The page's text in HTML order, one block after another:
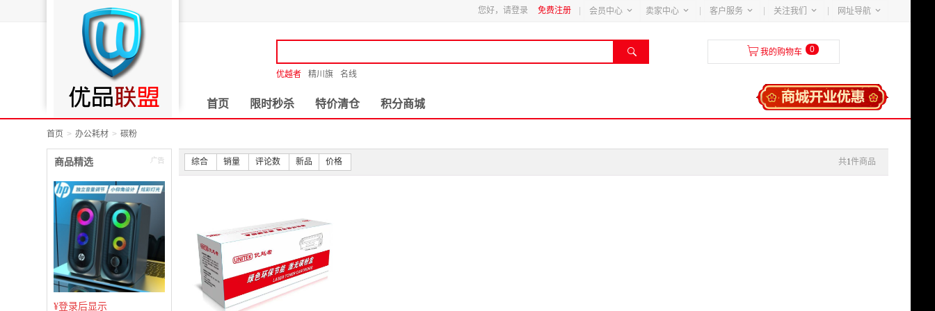
您好，请登录 免费注册 会员中心  卖家中心  客户服务  关注我们  网址导航 

优越者 精川旗 名线
 我的购物车 0
首页 限时秒杀 特价清仓 积分商城
首页 办公耗材 碳粉
商品精选
¥登录后显示
综合 销量 评论数 新品 价格 共1件商品